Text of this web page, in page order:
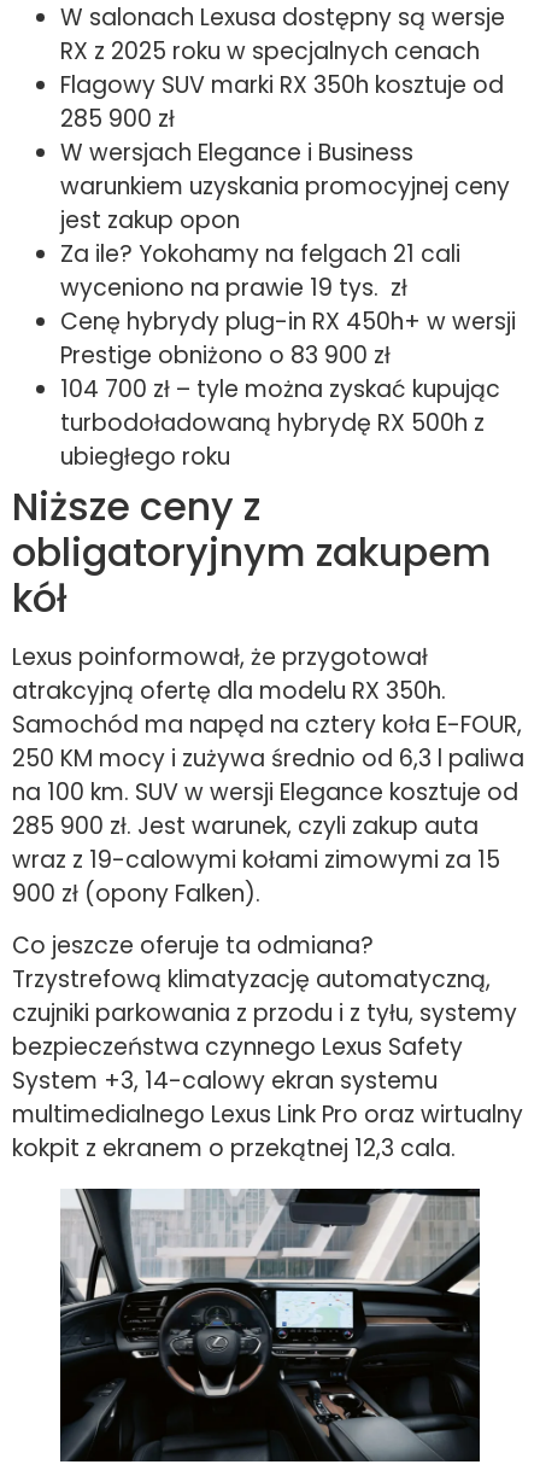
W salonach Lexusa dostępny są wersje
RX z 2025 roku w specjalnych cenach
Flagowy SUV marki RX 350h kosztuje od
285 900 zł
W wersjach Elegance i Business
warunkiem uzyskania promocyjnej ceny
jest zakup opon
Za ile? Yokohamy na felgach 21 cali
wyceniono na prawie 19 tys. zł
Cenę hybrydy plug-in RX 450h+ w wersji
Prestige obniżono o 83 900 zł
104 700 zł – tyle można zyskać kupując
turbodoładowaną hybrydę RX 500h z
ubiegłego roku
Niższe ceny z
obligatoryjnym zakupem
kół
Lexus poinformował, że przygotował
atrakcyjną ofertę dla modelu RX 350h.
Samochód ma napęd na cztery koła E-FOUR,
250 KM mocy i zużywa średnio od 6,3 l paliwa
na 100 km. SUV w wersji Elegance kosztuje od
285 900 zł. Jest warunek, czyli zakup auta
wraz z 19-calowymi kołami zimowymi za 15
900 zł (opony Falken).
Co jeszcze oferuje ta odmiana?
Trzystrefową klimatyzację automatyczną,
czujniki parkowania z przodu i z tyłu, systemy
bezpieczeństwa czynnego Lexus Safety
System +3, 14-calowy ekran systemu
multimedialnego Lexus Link Pro oraz wirtualny
kokpit z ekranem o przekątnej 12,3 cala.